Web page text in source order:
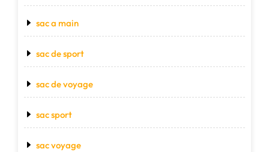
sac a main
sac de sport
sac de voyage
sac sport
sac voyage